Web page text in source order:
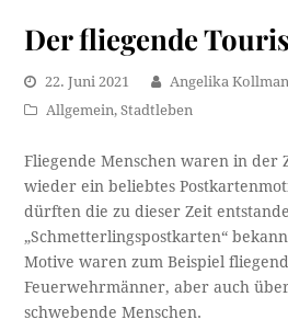
Der fliegende
22. Juni 2021
Angelika
Allgemein,Stadtleben
Fliegende Menschen waren in der
wieder ein beliebtes
dürften die zu dieser Zeit
„Schmetterlingspostkarten“
Motive waren zum Beispiel
Feuerwehrmänner, aber auch
schwebende Menschen.